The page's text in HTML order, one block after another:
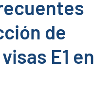
de
E1 en